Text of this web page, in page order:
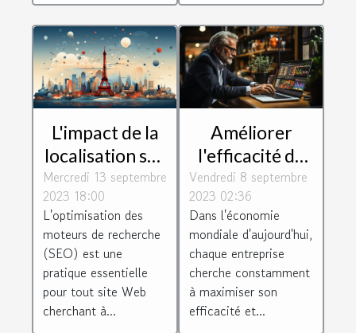
L'impact de la
localisation sur
le SEO :
pourquoi
choisir un
consultant à
Paris
Mercredi 13 septembre
2023 18:00
L'optimisation des
moteurs de recherche
(SEO) est une
pratique essentielle
pour tout site Web
cherchant à...
Améliorer
l'efficacité de
votre
entreprise
grâce à
l'optimisation
Vendredi 8 septembre
2023 02:36
Dans l'économie
mondiale d'aujourd'hui,
chaque entreprise
cherche constamment
à maximiser son
efficacité et...